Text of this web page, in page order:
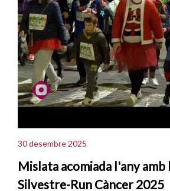
30 desembre 2025
Mislata acomiada l'any amb
Silvestre-Run Càncer 2025